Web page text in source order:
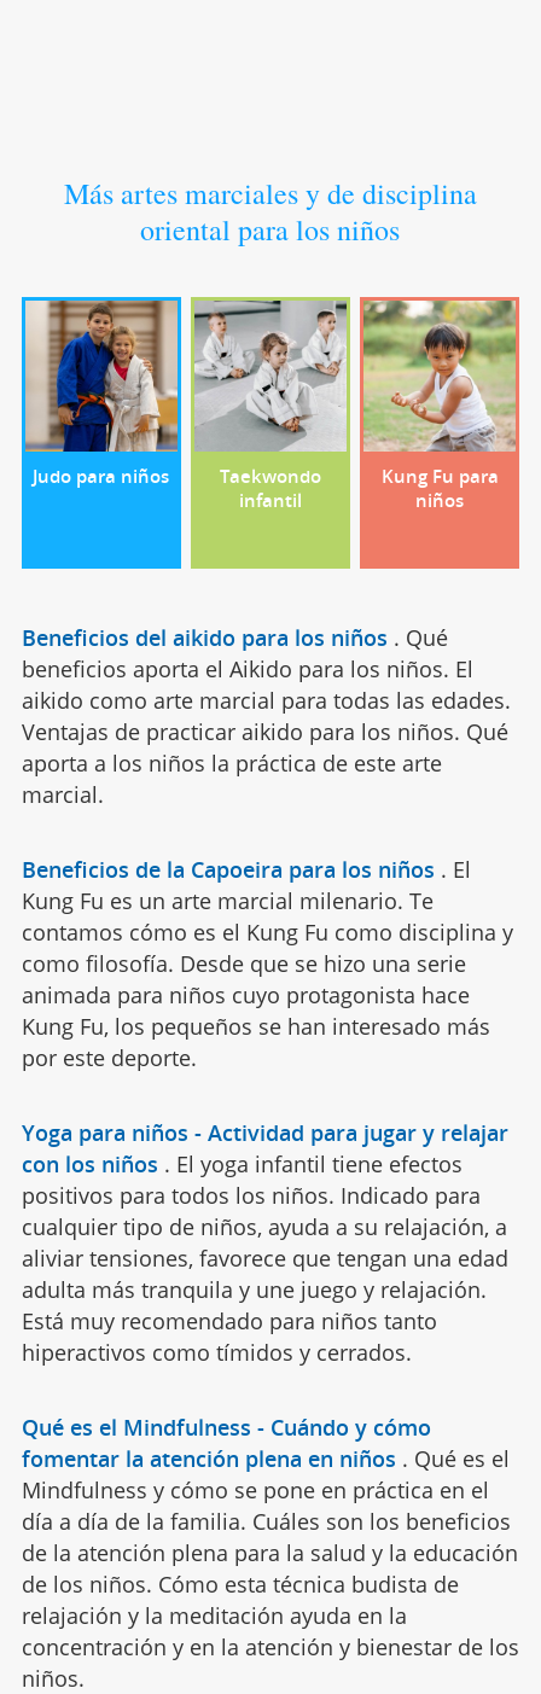
Más artes marciales y de disciplina
oriental para los niños
Judo para niños
Taekwondo
infantil
Kung Fu para
niños
Beneficios del aikido para los niños . Qué
beneficios aporta el Aikido para los niños. El
aikido como arte marcial para todas las edades.
Ventajas de practicar aikido para los niños. Qué
aporta a los niños la práctica de este arte
marcial.
Beneficios de la Capoeira para los niños . El
Kung Fu es un arte marcial milenario. Te
contamos cómo es el Kung Fu como disciplina y
como filosofía. Desde que se hizo una serie
animada para niños cuyo protagonista hace
Kung Fu, los pequeños se han interesado más
por este deporte.
Yoga para niños - Actividad para jugar y relajar
con los niños . El yoga infantil tiene efectos
positivos para todos los niños. Indicado para
cualquier tipo de niños, ayuda a su relajación, a
aliviar tensiones, favorece que tengan una edad
adulta más tranquila y une juego y relajación.
Está muy recomendado para niños tanto
hiperactivos como tímidos y cerrados.
Qué es el Mindfulness - Cuándo y cómo
fomentar la atención plena en niños . Qué es el
Mindfulness y cómo se pone en práctica en el
día a día de la familia. Cuáles son los beneficios
de la atención plena para la salud y la educación
de los niños. Cómo esta técnica budista de
relajación y la meditación ayuda en la
concentración y en la atención y bienestar de los
niños.